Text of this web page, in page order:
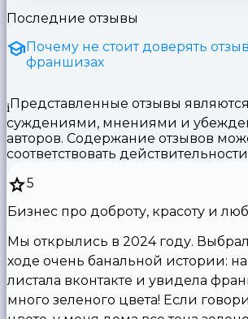
Последние отзывы
Почему не стоит доверять
франшизах
Представленные отзывы
суждениями, мнениями и
авторов. Содержание отзывов
соответствовать
5
Бизнес про доброту, красоту и
Мы открылись в 2024 году.
ходе очень банальной истории:
листала вконтакте и увидела
много зеленого цвета! Если